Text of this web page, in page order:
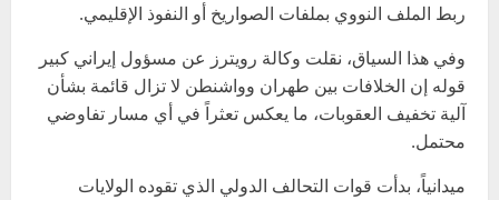
ربط الملف النووي بملفات الصواريخ أو النفوذ الإقليمي.
وفي هذا السياق، نقلت وكالة رويترز عن مسؤول إيراني كبير
قوله إن الخلافات بين طهران وواشنطن لا تزال قائمة بشأن
آلية تخفيف العقوبات، ما يعكس تعثراً في أي مسار تفاوضي
محتمل.
ميدانياً، بدأت قوات التحالف الدولي الذي تقوده الولايات